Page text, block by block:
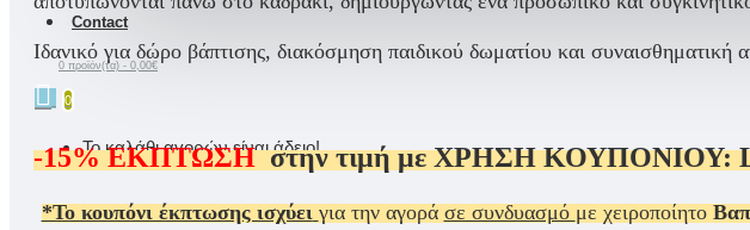
Contact
0 προϊόν(τα) - 0,00€
0
Το καλάθι αγορών είναι άδειο!
Ιδανικό για δώρο βάπτισης, διακόσμηση παιδικού δωματίου και συναισθηματική
-15%ΕΚΠΤΩΣΗ στην τιμή μεΧΡΗΣΗ ΚΟΥΠΟΝΙΟΥ:
*Το κουπόνι έκπτωσης ισχύει για την αγοράσε συνδυασμόμε χειροποίητο